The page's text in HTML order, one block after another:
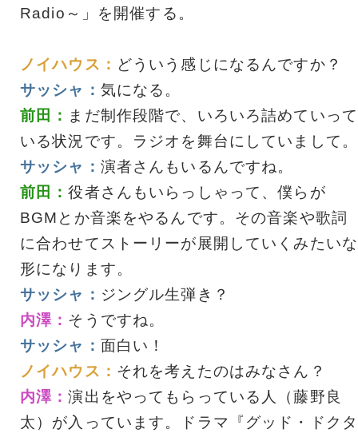
Radio～」を開催する。
ノイハウス： どういう感じになるんですか？
サッシャ： 気になる。
前田： まだ制作段階で、いろいろ詰めていって
いる状況です。ラジオを舞台にしていまして。
サッシャ： 演者さんもいるんですね。
前田：役者さんもいらっしゃって、僕らが
BGMとか音楽をやるんです。その音楽や歌詞
に合わせてストーリーが展開していくみたいな
形になります。
サッシャ： ジングル生弾き？
内澤： そうですね。
サッシャ： 面白い！
ノイハウス： それを考えたのはみなさん？
内澤：演出をやってもらっている人（藤野良
太）が入っています。ドラマ『グッド・ドクタ